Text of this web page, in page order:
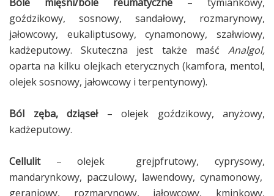
goździkowy, sosnowy, sandałowy, rozmarynowy,
jałowcowy, eukaliptusowy, cynamonowy, szałwiowy,
kadżeputowy. Skuteczna jest także maść Analgol,
oparta na kilku olejkach eterycznych (kamfora, mentol,
olejek sosnowy, jałowcowy i terpentynowy).
Ból zęba, dziąseł– olejek goździkowy, anyżowy,
kadżeputowy.
Cellulit– olejek grejpfrutowy, cyprysowy,
mandarynkowy, paczulowy, lawendowy, cynamonowy,
geraniowy, rozmarynowy, jałowcowy, kminkowy,